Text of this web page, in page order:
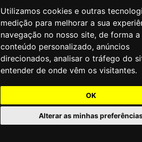
Utilizamos cookies e outras
medição para melhorar a sua
navegação no nosso site, de forma
conteúdo personalizado, anúncios
direcionados, analisar o tráfego do
entender de onde vêm os visitantes.
OK
Alterar as minhas